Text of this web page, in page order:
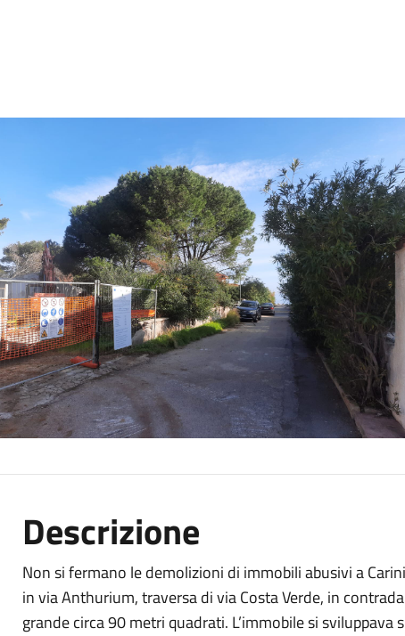
Descrizione
Non si fermano le demolizioni di immobili abusivi a
in via Anthurium, traversa di via Costa Verde, in
grande circa 90 metri quadrati. L’immobile si